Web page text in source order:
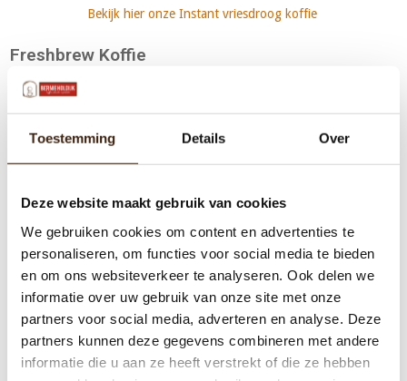
Toestemming Details Over
Deze website maakt gebruik van cookies
We gebruiken cookies om content en advertenties te
personaliseren, om functies voor social media te bieden
en om ons websiteverkeer te analyseren. Ook delen we
informatie over uw gebruik van onze site met onze
partners voor social media, adverteren en analyse. Deze
partners kunnen deze gegevens combineren met andere
informatie die u aan ze heeft verstrekt of die ze hebben
Bekijk hier onze Instant vriesdroog koffie
Freshbrew Koffie
Freshbrew koffie, letterlijk vertaald; vers gebrouwen koffie. Eigenlijk
zegt de naam al heel erg veel, dit is koffie waarbij de freshbrew koffie
machine het bakje koffie vers zet. Deze koffie soort lijkt nog het
niet exact hetzelfde, zo kun je filterkoffie niet in een
koffiemachinegebruiken.Freshbrew koffieis namelijk grover dan
supermarkt filterkoffie. Het is dus niet hetzelfde.
Freshbrew koffiewordt vers gebrouwen van koffiebonen. Deze
koffiebonen worden eerst gebrand, vervolgens worden de bonen
even met rust gelaten zodat ze afkoelen en de 'gassen' vervliegen.
Hierna worden de bonen vermalen tot een grove maling. Vervolgens